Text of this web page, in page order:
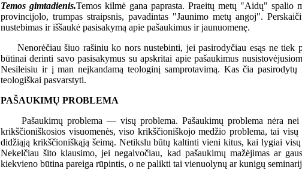
Temos gimtadienis.Temos kilmė gana paprasta. Praeitų metų "Aidų" spalio
provincijolo, trumpas straipsnis, pavadintas "Jaunimo metų angoj".
nustebimas ir iššaukė pasisakymą apie pašaukimus ir jaunuomenę.
Nenorėčiau šiuo rašiniu ko nors nustebinti, jei pasirodyčiau esąs ne tiek
būtinai derinti savo pasisakymus su apskritai apie pašaukimus
Nesileisiu ir į man neįkandamą teologinį samprotavimą. Kas čia
teologiškai pasvarstyti.
PAŠAUKIMŲ PROBLEMA
Pašaukimų problema — visų problema. Pašaukimų problema nėra
krikščioniškosios visuomenės, viso krikščioniškojo medžio problema, tai
didžiąją krikščioniškąją šeimą. Netikslu būtų kaltinti vieni kitus, kai lygiai
Nekelčiau šito klausimo, jei negalvočiau, kad pašaukimų mažėjimas ar
kiekvieno būtina pareiga rūpintis, o ne palikti tai vienuolynų ar kunigų